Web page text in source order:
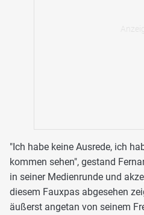
"Ich habe keine Ausrede, ich
kommen sehen", gestand
in seiner Medienrunde und
diesem Fauxpas abgesehen
äußerst angetan von seinem